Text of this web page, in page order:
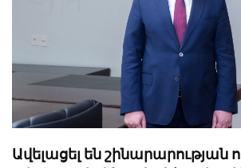
Ավելացել են շինարարության